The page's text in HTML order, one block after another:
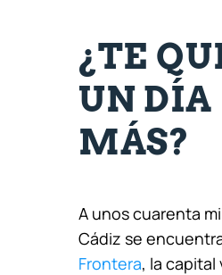
¿TE
UN DÍA
MÁS?
A unos cuarenta
Cádiz se
Frontera, la capital